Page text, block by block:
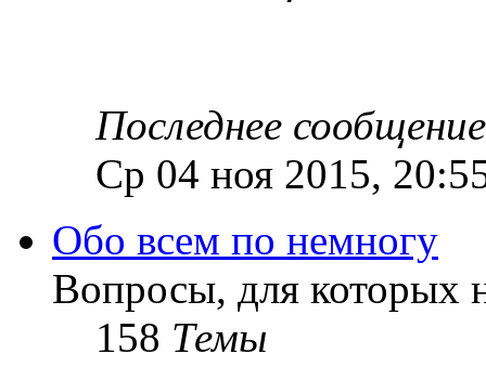
Последнее сообщение
Ср 04 ноя 2015,
Обо всем по немногу
Вопросы, для которых
158 Темы